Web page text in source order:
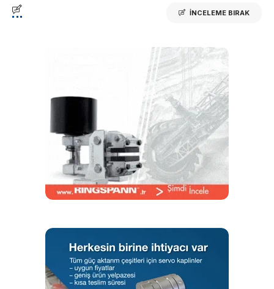
İNCELEME BIRAK